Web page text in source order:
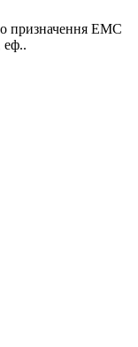
призначення EMC
еф..